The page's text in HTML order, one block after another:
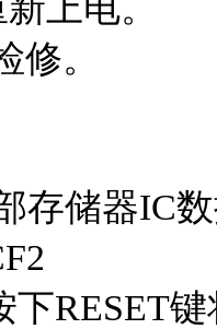
。
储器IC数
RESET键